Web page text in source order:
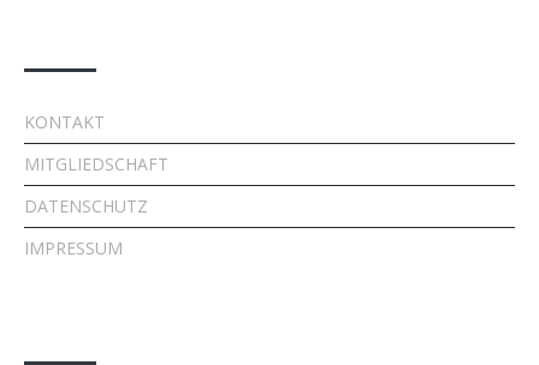
KONTAKT
MITGLIEDSCHAFT
DATENSCHUTZ
IMPRESSUM